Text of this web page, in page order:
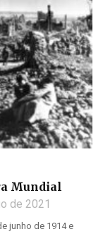
Mundial
de 2021
junho de 1914 e